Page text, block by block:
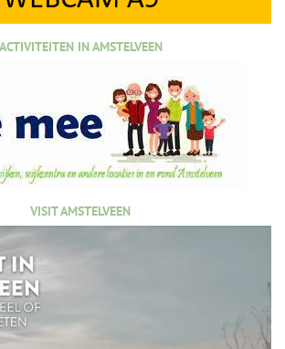
ACTIVITEITEN IN AMSTELVEEN
VISIT AMSTELVEEN